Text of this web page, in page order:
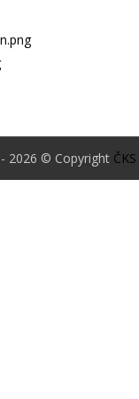
2026 © Copyright ČKS